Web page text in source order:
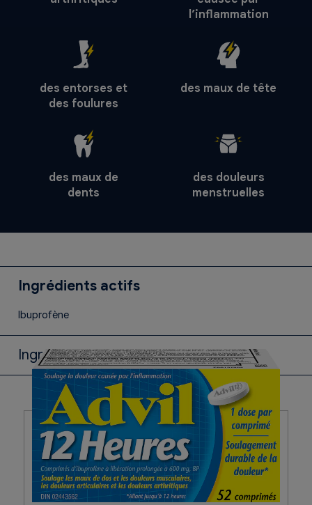
l’inflammation
des entorses et
des foulures
des maux de tête
des maux de
dents
des douleurs
menstruelles
Ingrédients actifs
Ibuprofène
Ingrédients inactifs
Acide stéarique, amidon de maïs, amidon prégélatinisé,
croscarmellose sodique, dioxyde de silicium, dioxyde de
titane, encre pharmaceutique,
hydroxypropylméthylcellulose, laurylsulfate de sodium,
oxydes de fer, polyéthylèneglycol, talc